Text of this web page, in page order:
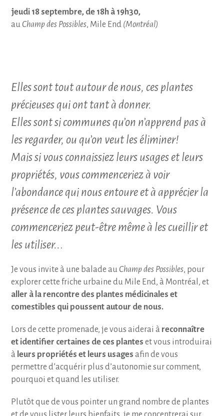
jeudi 18 septembre, de 18h à 19h30,
au Champ des Possibles, Mile End (Montréal)
Elles sont tout autour de nous, ces plantes
précieuses qui ont tant à donner.
Elles sont si communes qu’on n’apprend pas à
les regarder, ou qu’on veut les éliminer!
Mais si vous connaissiez leurs usages et leurs
propriétés, vous commenceriez à voir
l’abondance qui nous entoure et à apprécier la
présence de ces plantes sauvages. Vous
commenceriez peut-être même à les cueillir et
les utiliser...
Je vous invite à une balade au Champ des Possibles, pour
explorer cette friche urbaine du Mile End, à Montréal, et
aller à la rencontre des plantes médicinales et
comestibles qui poussent autour de nous.
Lors de cette promenade, je vous aiderai à reconnaître
et identifier certaines de ces plantes et vous introduirai
à leurs propriétés et leurs usages afin de vous
permettre d’acquérir plus d’autonomie sur comment,
pourquoi et quand les utiliser.
Plutôt que de vous pointer un grand nombre de plantes